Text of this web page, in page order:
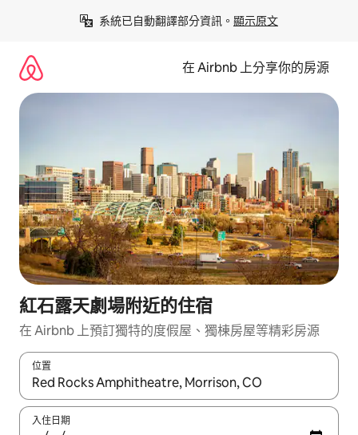
系統已自動翻譯部分資訊。 顯示原文
在 Airbnb 上分享你的房源
紅石露天劇場附近的住宿
在 Airbnb 上預訂獨特的度假屋、獨棟房屋等精彩房源
位置
如有搜尋結果，瀏覽內容時請使用上下箭頭，或輕點、滑動裝置。
入住日期